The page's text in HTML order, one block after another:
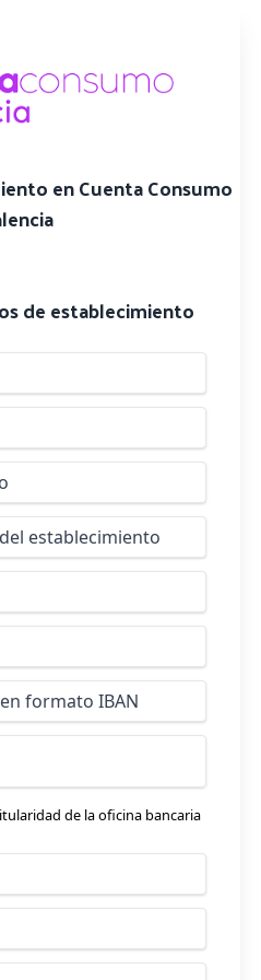
en Cuenta Consumo
de establecimiento
de la oficina bancaria